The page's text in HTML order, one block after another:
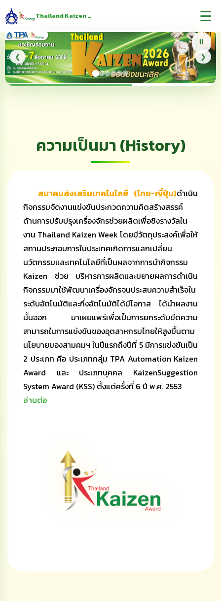
Thailand Kaizen Award ☰
❮ ❯
⏸
ความเป็นมา (History)
สมาคมส่งเสริมเทคโนโลยี (ไทย-ญี่ปุ่น)ดำเนิน
กิจกรรมจัดงานแข่งขันประกวดความคิดสร้างสรรค์
ด้านการปรับปรุงเครื่องจักรช่วยผลิตเพื่อชิงรางวัลใน
งาน Thailand Kaizen Week โดยมีวัตถุประสงค์เพื่อให้
สถานประกอบการในประเทศเกิดการแลกเปลี่ยน
นวัตกรรมและเทคโนโลยีที่เป็นผลจากการนำกิจกรรม
Kaizen ช่วย บริหารการผลิตและขยายผลการดำเนิน
กิจกรรมมาใช้พัฒนาเครื่องจักรจนประสบความสำเร็จใน
ระดับอัตโนมัติและกึ่งอัตโนมัติได้มีโอกาส ได้นำผลงาน
นั้นออก มาเผยแพร่เพื่อเป็นการยกระดับขีดความ
สามารถในการแข่งขันของอุตสาหกรมไทยให้สูงขึ้นตาม
นโยบายของสามคมฯ ในปีแรกถึงปีที่ 5 มีการแข่งขันเป็น
2 ประเภท คือ ประเภทกลุ่ม TPA Automation Kaizen
Award และ ประเภทบุคคล KaizenSuggestion
System Award (KSS) ตั้งแต่ครั้งที่ 6 ปี พ.ศ. 2553
อ่านต่อ